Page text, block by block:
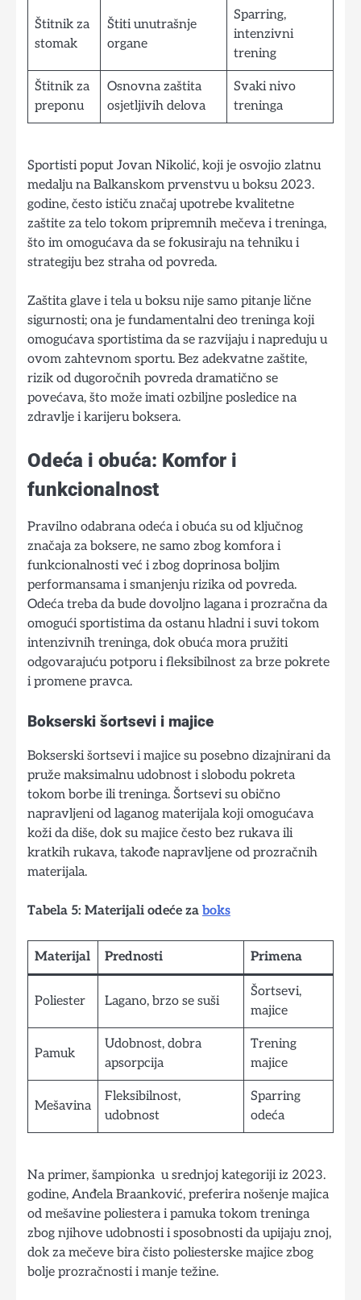
Štitnik za
stomak
Štiti unutrašnje
organe
Sparring,
intenzivni
trening
Štitnik za
preponu
Osnovna zaštita
osjetljivih delova
Svaki nivo
treninga
Sportisti poput Jovan Nikolić, koji je osvojio zlatnu
medalju na Balkanskom prvenstvu u boksu 2023.
godine, često ističu značaj upotrebe kvalitetne
zaštite za telo tokom pripremnih mečeva i treninga,
što im omogućava da se fokusiraju na tehniku i
strategiju bez straha od povreda.
Zaštita glave i tela u boksu nije samo pitanje lične
sigurnosti; ona je fundamentalni deo treninga koji
omogućava sportistima da se razvijaju i napreduju u
ovom zahtevnom sportu. Bez adekvatne zaštite,
rizik od dugoročnih povreda dramatično se
povećava, što može imati ozbiljne posledice na
zdravlje i karijeru boksera.
Odeća i obuća: Komfor i
funkcionalnost
Pravilno odabrana odeća i obuća su od ključnog
značaja za boksere, ne samo zbog komfora i
funkcionalnosti već i zbog doprinosa boljim
performansama i smanjenju rizika od povreda.
Odeća treba da bude dovoljno lagana i prozračna da
omogući sportistima da ostanu hladni i suvi tokom
intenzivnih treninga, dok obuća mora pružiti
odgovarajuću potporu i fleksibilnost za brze pokrete
i promene pravca.
Bokserski šortsevi i majice
Bokserski šortsevi i majice su posebno dizajnirani da
pruže maksimalnu udobnost i slobodu pokreta
tokom borbe ili treninga. Šortsevi su obično
napravljeni od laganog materijala koji omogućava
koži da diše, dok su majice često bez rukava ili
kratkih rukava, takođe napravljene od prozračnih
materijala.
Tabela 5: Materijali odeće za boks
Materijal Prednosti Primena
Poliester Lagano, brzo se suši
Šortsevi,
majice
Pamuk
Udobnost, dobra
apsorpcija
Trening
majice
Mešavina
Fleksibilnost,
udobnost
Sparring
odeća
Na primer, šampionka u srednjoj kategoriji iz 2023.
godine, Anđela Braanković, preferira nošenje majica
od mešavine poliestera i pamuka tokom treninga
zbog njihove udobnosti i sposobnosti da upijaju znoj,
dok za mečeve bira čisto poliesterske majice zbog
bolje prozračnosti i manje težine.